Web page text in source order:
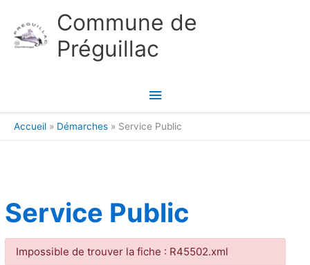
Commune de
Préguillac
Menu
principal
Accueil Démarches Service Public
Service Public
Impossible de trouver la fiche : R45502.xml